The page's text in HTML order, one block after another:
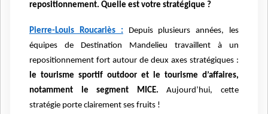
repositionnement. Quelle est votre stratégique ?
Pierre-Louis Roucariès :
Depuis plusieurs années, les
équipes de Destination Mandelieu travaillent à un
repositionnement fort autour de deux axes stratégiques :
le tourisme sportif outdoor et le tourisme d’affaires,
notamment le segment MICE. Aujourd’hui, cette
stratégie porte clairement ses fruits !